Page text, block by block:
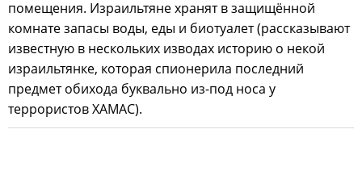
помещения. Израильтяне хранят в защищённой
комнате запасы воды, еды и биотуалет (рассказывают
известную в нескольких изводах историю о некой
израильтянке, которая спионерила последний
предмет обихода буквально из-под носа у
террористов ХАМАС).